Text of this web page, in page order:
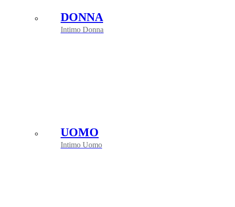
DONNA
Intimo Donna
UOMO
Intimo Uomo